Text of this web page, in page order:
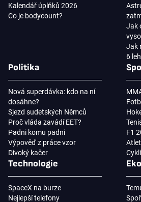
Kalendář úplňků 2026
Co je bodycount?
Jak
Jak
6
Politika
Nová superdávka: kdo na ní
dosáhne?
Sjezd sudetských Němců
Proč vláda zavádí EET?
Padni komu padni
Výpověď z práce vzor
Divoký kačer
F1
Technologie
SpaceX na burze
Nejlepší telefony